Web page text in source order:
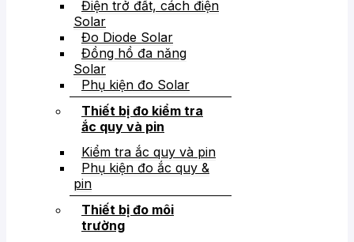
Điện trở đất, cách điện
Solar
Đo Diode Solar
Đồng hồ đa năng
Solar
Phụ kiện đo Solar
Thiết bị đo kiểm tra
ắc quy và pin
Kiểm tra ắc quy và pin
Phụ kiện đo ắc quy &
pin
Thiết bị đo môi
trường